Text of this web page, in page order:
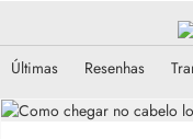
Últimas Resenhas